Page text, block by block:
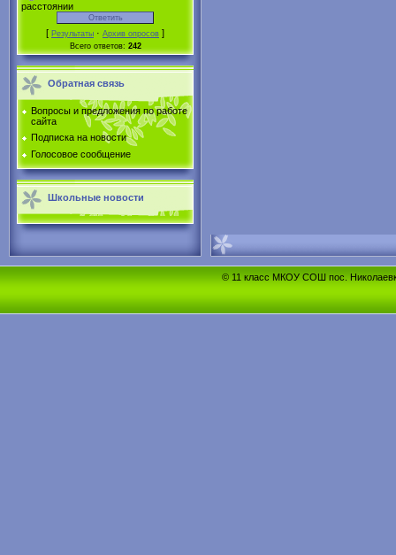
расстоянии
[ Результаты · Архив опросов ]
Всего ответов: 242
Обратная связь
Вопросы и предложения по работе
сайта
Подписка на новости
Голосовое сообщение
Школьные новости
© 11 класс МКОУ СОШ пос.